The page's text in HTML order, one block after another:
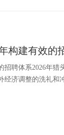
构建有效的
招聘体系2026年
经济调整的洗礼和